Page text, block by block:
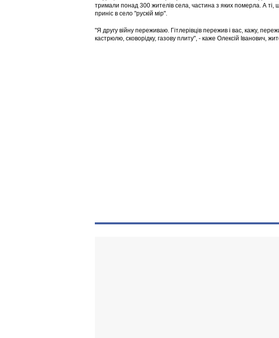
тримали понад 300 жителів села, частина з яких померла. А
приніс в село "рускій мір".
"Я другу війну переживаю. Гітлерівців пережив і вас, кажу,
кастрюлю, сковорідку, газову плиту", - каже Олексій Іванович,